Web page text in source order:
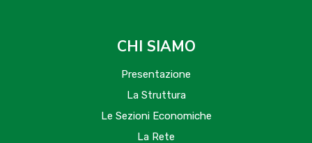
CHI SIAMO
Presentazione
La Struttura
Le Sezioni Economiche
La Rete